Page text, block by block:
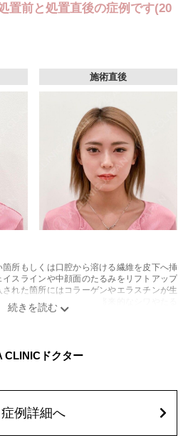
置前と処置直後の症例です(20
施術直後
所もしくは口腔から溶ける繊維を皮下へ挿
スラインや中顔面のたるみをリフトアップ
れた箇所にはコラーゲンやエラスチンが生
果、肌質の改善効果、将来的なシワやたる
ありますが、施術部位の細菌感染症、皮膚
ることがございます。化膿止め・痛み止め
(税込)
CLINICドクター
症例詳細へ